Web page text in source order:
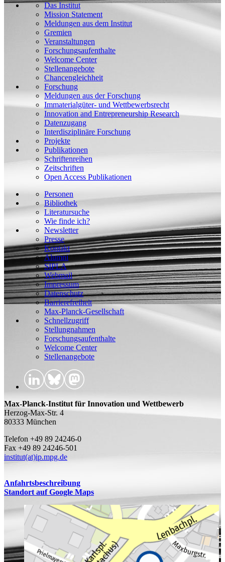
Das Institut
Mission Statement
Meldungen aus dem Institut
Gremien
Veranstaltungen
Forschungsaufenthalte
Welcome Center
Stellenangebote
Chancengleichheit
Forschung
Meldungen aus der Forschung
Immaterialgüter- und Wettbewerbsrecht
Innovation and Entrepreneurship Research
Datenzugang
Interdisziplinäre Forschung
Projekte
Publikationen
Schriftenreihen
Zeitschriften
Open Access Publikationen
Personen
Bibliothek
Literatursuche
Wie finde ich?
Newsletter
Presse
Kontakt
Alumni
SIPLA
Webmail
Impressum
Datenschutz
Barrierefreiheit
Max-Planck-Gesellschaft
Schnellzugriff
Stellungnahmen
Forschungsaufenthalte
Welcome Center
Stellenangebote
Max-Planck-Institut für Innovation und Wettbewerb
Herzog-Max-Str. 4
80333 München
Telefon +49 89 24246-0
Fax +49 89 24246-501
institut(at)ip.mpg.de
Anfahrtsbeschreibung
Standort auf Google Maps